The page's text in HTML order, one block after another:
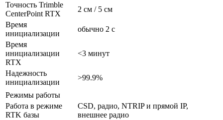
Точность Trimble
CenterPoint RTX
2 см / 5 см
Время
инициализации
обычно 2 с
Время
инициализации
RTX
<3 минут
Надежность
инициализации
>99.9%
Режимы работы
Работа в режиме
RTK базы
CSD, радио, NTRIP и прямой IP,
внешнее радио